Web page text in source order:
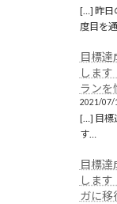
[…] 昨日
度目を通
目標
します
ランを
2021/07/
[…] 目標
す…
目標
します
ガに移